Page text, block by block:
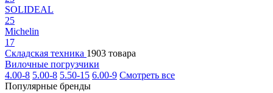
SOLIDEAL
25
Michelin
17
Складская техника 1903 товара
Вилочные погрузчики
4.00-8 5.00-8 5.50-15 6.00-9 Смотреть все
Популярные бренды